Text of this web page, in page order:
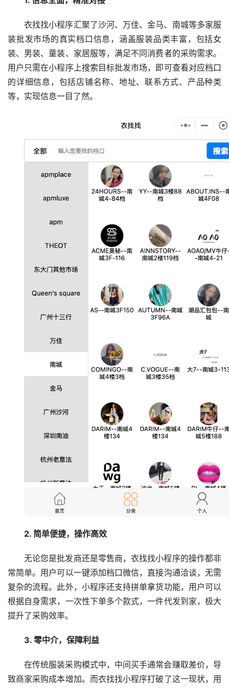
衣找找小程序汇聚了沙河、万佳、金马、南城等多家服
装批发市场的真实档口信息，涵盖服装品类丰富，包括女
装、男装、童装、家居服等，满足不同消费者的采购需求。
用户只需在小程序上搜索目标批发市场，即可查看对应档口
的详细信息，包括店铺名称、地址、联系方式、产品种类
等，实现信息一目了然。
2. 简单便捷，操作高效
无论您是批发商还是零售商，衣找找小程序的操作都非
常简单。用户可以一键添加档口微信，直接沟通洽谈，无需
复杂的流程。此外，小程序还支持拼单拿货功能，用户可以
根据自身需求，一次性下单多个款式，一件代发到家，极大
提升了采购效率。
3. 零中介，保障利益
在传统服装采购模式中，中间买手通常会赚取差价，导
致商家采购成本增加。而衣找找小程序打破了这一现状，用